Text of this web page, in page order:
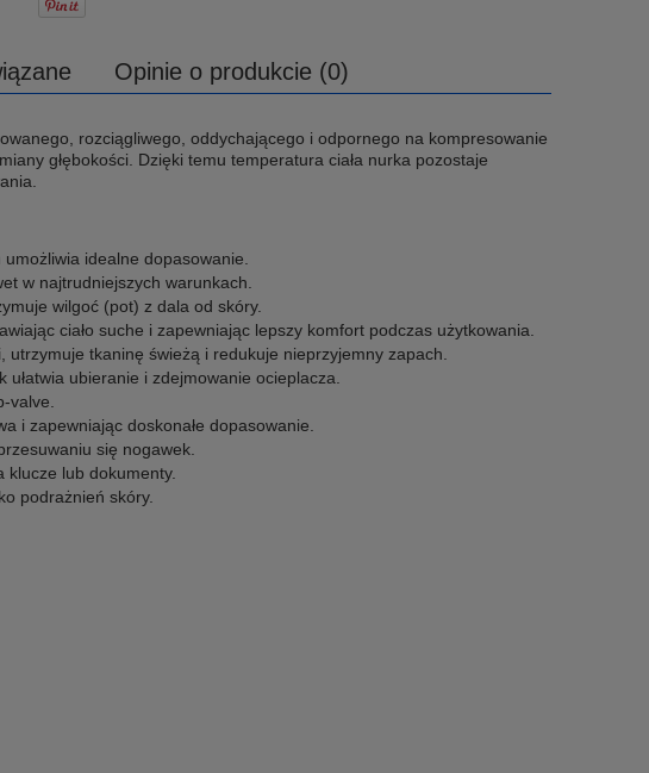
kosztów
Opinie o produkcie (0)
rozciągliwego, oddychającego i odpornego na kompresowanie
głębokości. Dzięki temu temperatura ciała nurka pozostaje
idealne dopasowanie.
w najtrudniejszych warunkach.
wilgoć (pot) z dala od skóry.
ciało suche i zapewniając lepszy komfort podczas użytkowania.
tkaninę świeżą i redukuje nieprzyjemny zapach.
ubieranie i zdejmowanie ocieplacza.
valve.
i zapewniając doskonałe dopasowanie.
się nogawek.
klucze lub dokumenty.
podrażnień skóry.